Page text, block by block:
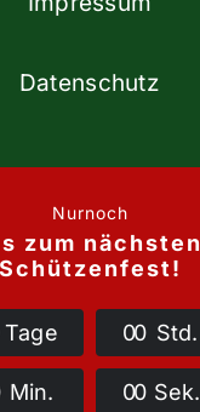
Datenschutz
Nurnoch
zum nächsten
Schützenfest!
Tage 00 Std.
Min. 00 Sek.